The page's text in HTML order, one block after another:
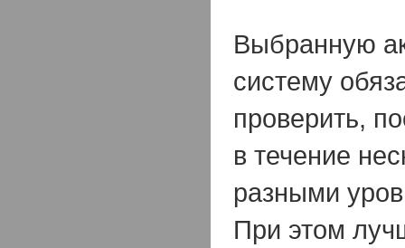
Выбранную
систему
проверить,
в течение
разными
При этом